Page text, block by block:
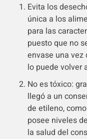
Evita los
única a los
para las
puesto que no
envase una vez
lo puede volver
No es tóxico:
llegó a un
de etileno,
posee niveles
la salud del